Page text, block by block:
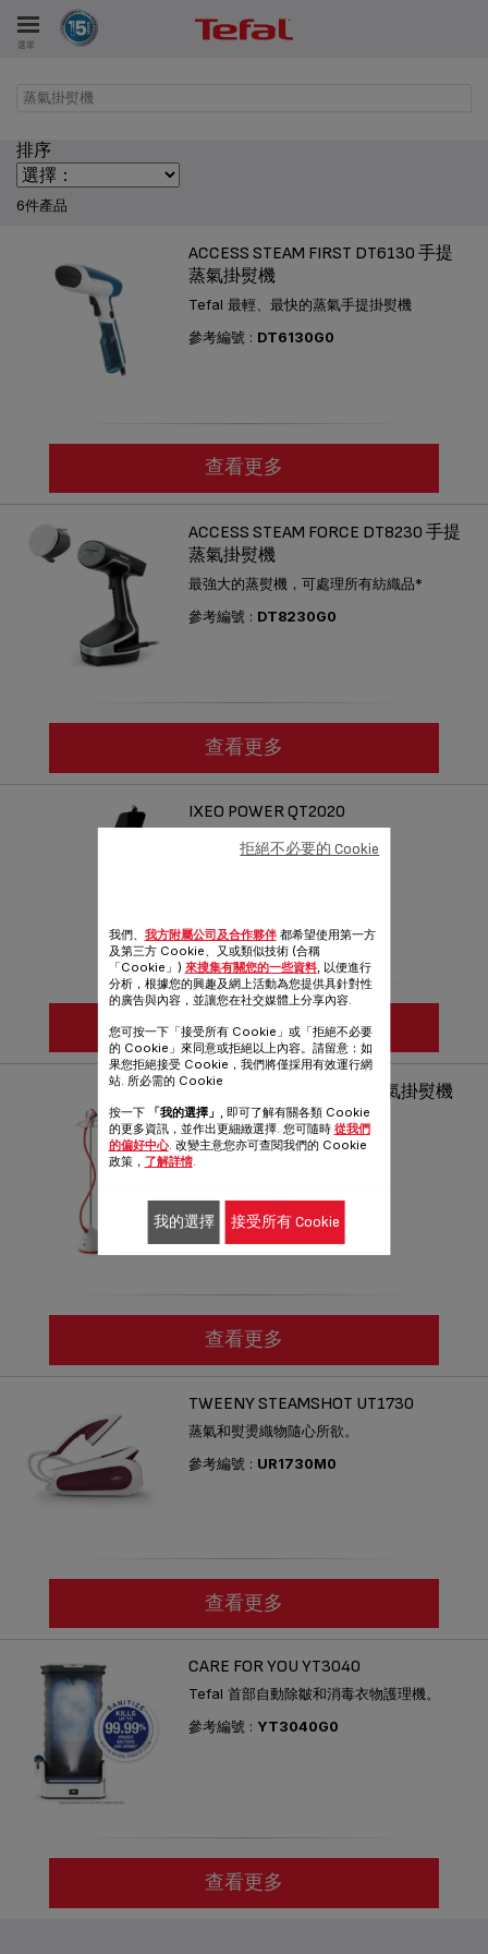
選單
蒸氣掛熨機
排序
6件產品
ACCESS STEAM FIRST DT6130 手提
蒸氣掛熨機
Tefal 最輕、最快的蒸氣手提掛熨機
參考編號 : DT6130G0
查看更多
ACCESS STEAM FORCE DT8230 手提
蒸氣掛熨機
最強大的蒸熨機，可處理所有紡織品*
參考編號 : DT8230G0
查看更多
IXEO POWER QT2020
智能高效：創新衣物護理
查看更多
PRO STYLE ONE IT2440 蒸氣掛熨機
在家快速輕鬆蒸熨
參考編號 :IT2440M0
查看更多
TWEENY STEAMSHOT UT1730
蒸氣和熨燙織物隨心所欲。
參考編號 : UR1730M0
查看更多
CARE FOR YOU YT3040
Tefal 首部自動除皺和消毒衣物護理機。
參考編號 : YT3040G0
查看更多
我們、 我方附屬公司及合作夥伴都希望使用第一方
及第三方 Cookie、又或類似技術 (合稱
「Cookie」) 來搜集有關您的一些資料, 以便進行
分析，根據您的興趣及網上活動為您提供具針對性
的廣告與內容，並讓您在社交媒體上分享內容.
您可按一下「接受所有 Cookie」或「拒絕不必要
的 Cookie」來同意或拒絕以上內容。請留意：如
果您拒絕接受 Cookie，我們將僅採用有效運行網
站. 所必需的 Cookie
按一下 「我的選擇」
, 即可了解有關各類 Cookie
的更多資訊，並作出更細緻選擇. 您可隨時 從我們
的偏好中心. 改變主意您亦可查閱我們的 Cookie
政策， 了解詳情.
拒絕不必要的 Cookie
我的選擇 接受所有 Cookie